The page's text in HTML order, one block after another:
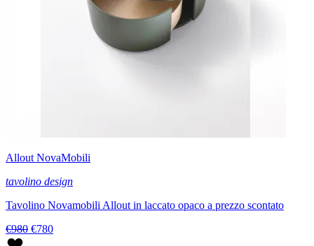
Allout NovaMobili
tavolino design
Tavolino Novamobili Allout in laccato opaco a prezzo scontato
€980 €780